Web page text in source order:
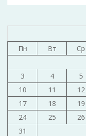
Пн
Вт Ср
3
4 5
10
11 12
17
18 19
24
25 26
31